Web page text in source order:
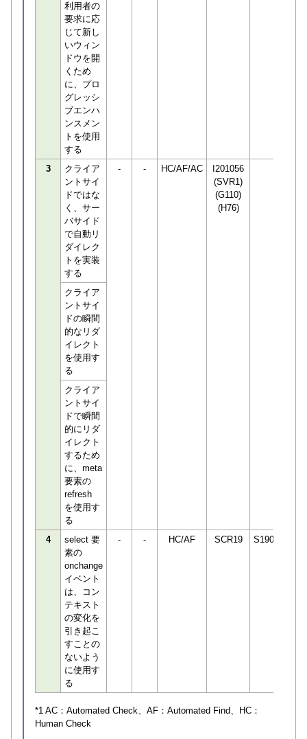
利用者の
要求に応
じて新し
いウィン
ドウを開
くため
に、プロ
グレッシ
ブエンハ
ンスメン
トを使用
する
3
クライア
ントサイ
ドではな
く、サー
バサイド
で自動リ
ダイレク
トを実装
する
- - HC/AF/AC
I201056
(SVR1)
(G110)
(H76)
クライア
ントサイ
ドの瞬間
的なリダ
イレクト
を使用す
る
クライア
ントサイ
ドで瞬間
的にリダ
イレクト
するため
に、meta
要素の
refresh
を使用す
る
4
select 要
素の
onchange
イベント
は、コン
テキスト
の変化を
引き起こ
すことの
ないよう
に使用す
る
- - HC/AF SCR19 S190498
*1 AC： Automated Check、AF： Automated Find、HC：
Human Check